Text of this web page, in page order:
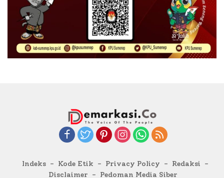
Indeks Kode Etik Privacy Policy
Redaksi
Disclaimer
Pedoman Media Siber